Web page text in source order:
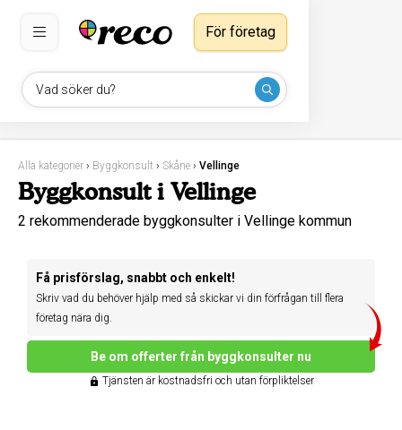
Vad söker du?
För företag
Alla kategorier › Byggkonsult › Skåne › Vellinge
Byggkonsult i Vellinge
2 rekommenderade byggkonsulter i Vellinge kommun
Få prisförslag, snabbt och enkelt!
Skriv vad du behöver hjälp med så skickar vi din förfrågan till flera
företag nära dig.
Be om offerter från byggkonsulter nu
Tjänsten är kostnadsfri och utan förpliktelser